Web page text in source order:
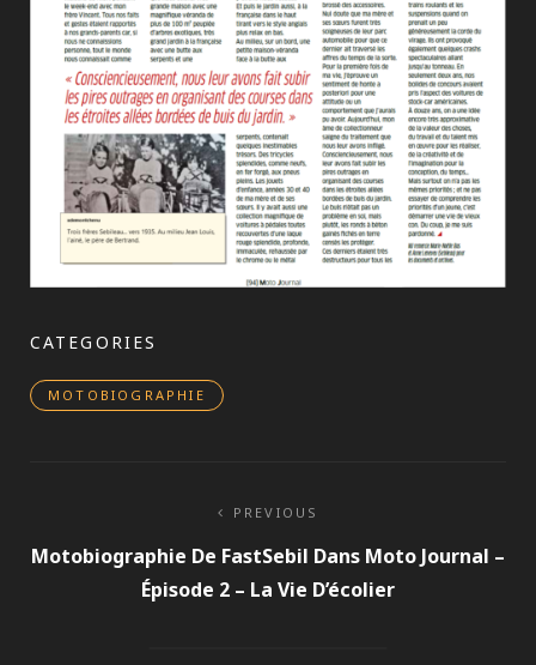
CATEGORIES
MOTOBIOGRAPHIE
Navigation
de
l’article
PREVIOUS
Motobiographie De FastSebil Dans Moto Journal –
Épisode 2 – La Vie D’écolier